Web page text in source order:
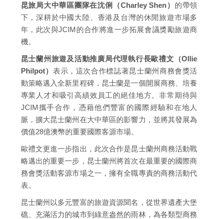
昆旅局大中華區團隊在沈俐（Charley Shen） 的帶領
下，深耕於中國大陸、香港及台灣的休閒旅遊市場多
年，此次與JCIM的合作將進一步拓展會議獎勵旅遊商
機。
昆士蘭州旅遊及活動推廣局代理執行長歐禮文（Ollie
Philpot） 表示，這次合作標誌著昆士蘭州商務會獎活
動策略邁入全新里程碑，昆士蘭是一個開展商務、培養
專業人才和吸引高績效員工的絕佳地方。非常期待與
JCIM攜手合作，憑藉他們豐富的國際經驗和在地人
脈，擴大昆士蘭州在大中華區的影響力，並將其發展為
價值28億澳幣的重要國際客源市場。
歐禮文更進一步指出，此次合作是昆士蘭州商務活動戰
略邁出的重要一步，昆士蘭州將首次在最重要的國際商
務會獎活動客源市場之一，擁有全職專責的商務活動代
表。
昆士蘭州以多元豐富的旅遊資源聞名，從世界遺產大堡
礁、充滿活力的城市到綠意盎然的雨林，為各類型商務